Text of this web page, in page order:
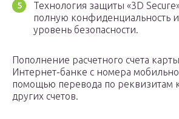
Технология защиты «3D
полную конфиденциальность
уровень безопасности.
Пополнение расчетного счета
Интернет-банке с номера
помощью перевода по реквизитам
других счетов.